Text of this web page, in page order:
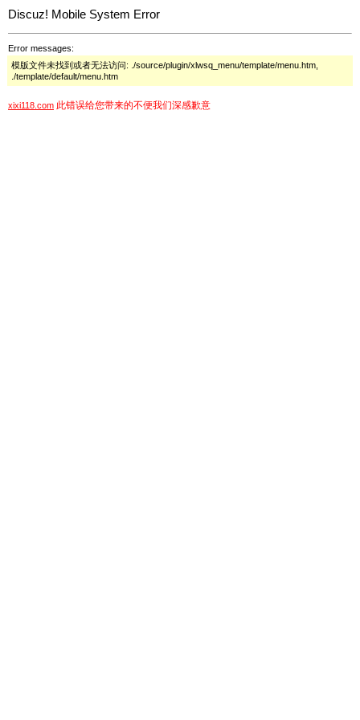
Discuz! Mobile System Error
Error messages:
模版文件未找到或者无法访问: ./source/plugin/xlwsq_menu/template/menu.htm,
./template/default/menu.htm
xixi118.com 此错误给您带来的不便我们深感歉意